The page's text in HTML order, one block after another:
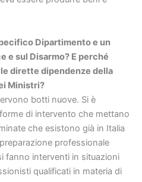
Dipartimento e un
e sul Disarmo? E perché
dirette dipendenze della
Ministri?
botti nuove. Si è
di intervento che mettano
che esistono già in Italia
professionale
fanno interventi in situazioni
qualificati in materia di